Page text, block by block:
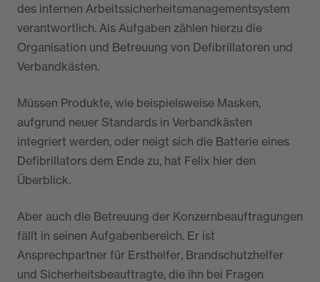
des internen Arbeitssicherheitsmanagementsystem
verantwortlich. Als Aufgaben zählen hierzu die
Organisation und Betreuung von Defibrillatoren und
Verbandkästen.
Müssen Produkte, wie beispielsweise Masken,
aufgrund neuer Standards in Verbandkästen
integriert werden, oder neigt sich die Batterie eines
Defibrillators dem Ende zu, hat Felix hier den
Überblick.
Aber auch die Betreuung der Konzernbeauftragungen
fällt in seinen Aufgabenbereich. Er ist
Ansprechpartner für Ersthelfer, Brandschutzhelfer
und Sicherheitsbeauftragte, die ihn bei Fragen